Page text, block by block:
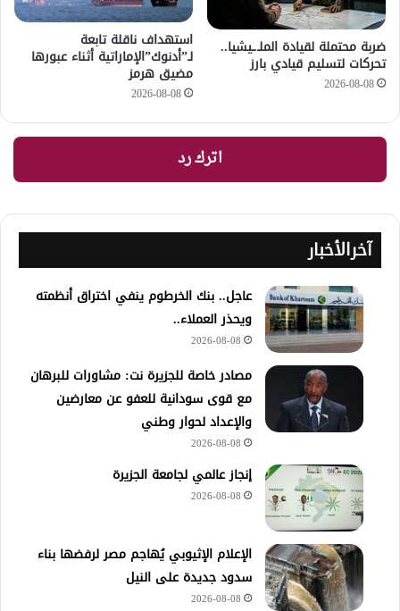
ضربة محتملة لقيادة الملـ.ـيشيا..
تحركات لتسليم قيادي بارز
2026-08-08
استهداف ناقلة تابعة
لـ”أدنوك”الإماراتية أثناء عبورها
مضيق هرمز
2026-08-08
اترك رد
آخرالأخبار
عاجل.. بنك الخرطوم ينفي اختراق أنظمته
ويحذر العملاء..
2026-08-08
مصادر خاصة للجزيرة نت: مشاورات للبرهان
مع قوى سودانية للعفو عن معارضين
والإعداد لحوار وطني
2026-08-08
إنجاز عالمي لجامعة الجزيرة
2026-08-08
الإعلام الإثيوبي يُهاجم مصر لرفضها بناء
سدود جديدة على النيل
2026-08-08